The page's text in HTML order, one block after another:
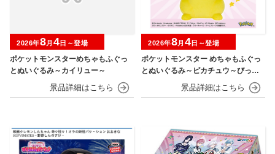
ポケットモンスターめちゃもふぐっ
とぬいぐるみ～カイリュー～
2026年8月 4 日～登場
ポケットモンスター めちゃもふぐっ
とぬいぐるみ～ピカチュウ～びっく
2026年8月 4 日～登場